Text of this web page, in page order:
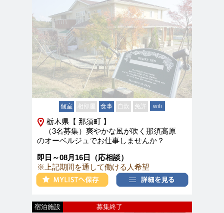
個室 相部屋 食事 自炊 免許 wifi
栃木県【 那須町 】
（3名募集）爽やかな風が吹く那須高原
のオーベルジュでお仕事しませんか？
即日～08月16日（応相談）
※上記期間を通して働ける人希望
募集終了
宿泊施設